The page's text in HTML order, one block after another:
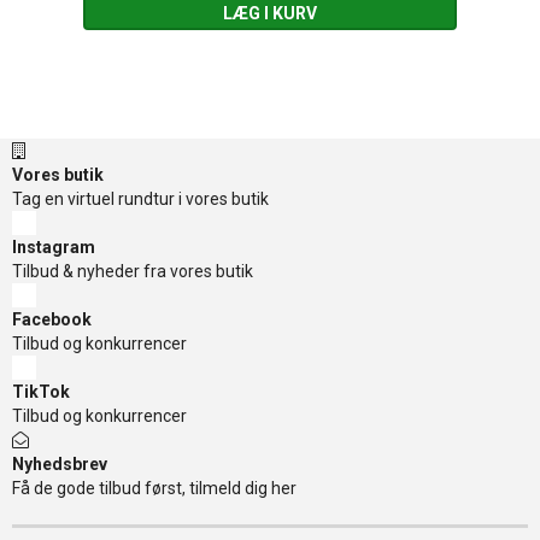
LÆG I KURV
Vores butik
Tag en virtuel rundtur i vores butik
Instagram
Tilbud & nyheder fra vores butik
Facebook
Tilbud og konkurrencer
TikTok
Tilbud og konkurrencer
Nyhedsbrev
Få de gode tilbud først, tilmeld dig her